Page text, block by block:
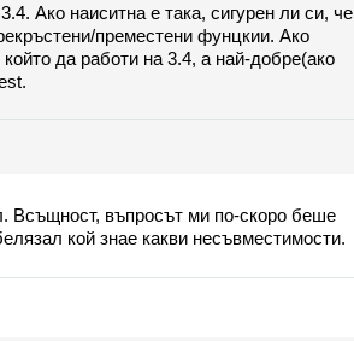
Ако наиситна е така, сигурен ли си, че
преместени фунцкии. Ако
да работи на 3.4, а най-добре(ако
Всъщност, въпросът ми по-скоро беше
кой знае какви несъвместимости.